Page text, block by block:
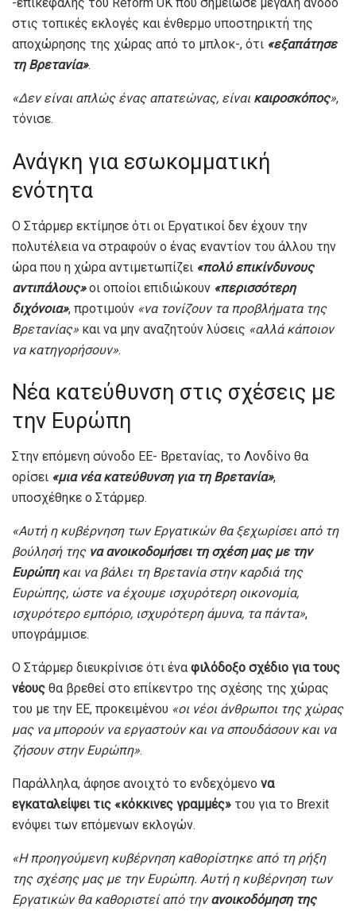
-επικεφαλής του Reform UK που σημείωσε μεγάλη άνοδο
στις τοπικές εκλογές και ένθερμο υποστηρικτή της
αποχώρησης της χώρας από το μπλοκ-, ότι «εξαπάτησε
τη Βρετανία».
«Δεν είναι απλώς ένας απατεώνας, είναι καιροσκόπος»,
τόνισε.
Ανάγκη για εσωκομματική
ενότητα
Ο Στάρμερ εκτίμησε ότι οι Εργατικοί δεν έχουν την
πολυτέλεια να στραφούν ο ένας εναντίον του άλλου την
ώρα που η χώρα αντιμετωπίζει «πολύ επικίνδυνους
αντιπάλους»οι οποίοι επιδιώκουν «περισσότερη
διχόνοια», προτιμούν «να τονίζουν τα προβλήματα της
Βρετανίας» και να μην αναζητούν λύσεις «αλλά κάποιον
να κατηγορήσουν».
Νέα κατεύθυνση στις σχέσεις με
την Ευρώπη
Στην επόμενη σύνοδο ΕΕ- Βρετανίας, το Λονδίνο θα
ορίσει «μια νέα κατεύθυνση για τη Βρετανία»,
υποσχέθηκε ο Στάρμερ.
«Αυτή η κυβέρνηση των Εργατικών θα ξεχωρίσει από τη
βούλησή της να ανοικοδομήσει τη σχέση μας με την
Ευρώπηκαι να βάλει τη Βρετανία στην καρδιά της
Ευρώπης, ώστε να έχουμε ισχυρότερη οικονομία,
ισχυρότερο εμπόριο, ισχυρότερη άμυνα, τα πάντα»,
υπογράμμισε.
Ο Στάρμερ διευκρίνισε ότι ένα φιλόδοξο σχέδιο για τους
νέους θα βρεθεί στο επίκεντρο της σχέσης της χώρας
του με την ΕΕ, προκειμένου «οι νέοι άνθρωποι της χώρας
μας να μπορούν να εργαστούν και να σπουδάσουν και να
ζήσουν στην Ευρώπη».
Παράλληλα, άφησε ανοιχτό το ενδεχόμενο να
εγκαταλείψει τις «κόκκινες γραμμές» του για το Brexit
ενόψει των επόμενων εκλογών.
«Η προηγούμενη κυβέρνηση καθορίστηκε από τη ρήξη
της σχέσης μας με την Ευρώπη. Αυτή η κυβέρνηση των
Εργατικών θα καθοριστεί από τηνανοικοδόμηση της